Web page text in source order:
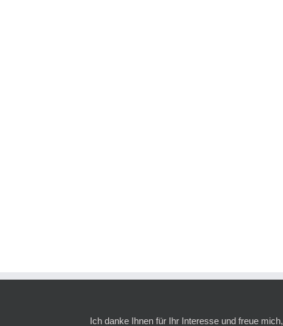
Ich danke Ihnen für Ihr Interesse und freue mich,